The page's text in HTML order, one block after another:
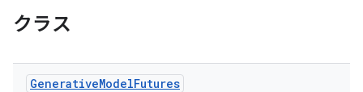
クラス
GenerativeModelFutures